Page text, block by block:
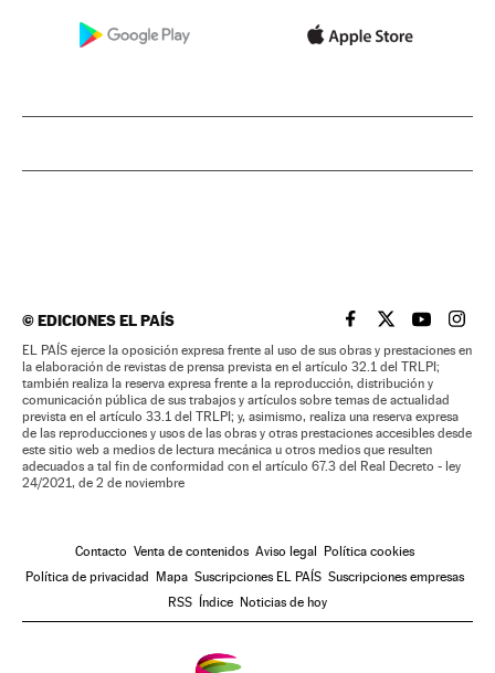
©EDICIONES EL PAÍS EL PAÍS BRASIL EN
EL PAÍSEL PAÍS
EL
EL PAÍS ejerce la oposición expresa frente al uso de sus obras y prestaciones en
la elaboración de revistas de prensa prevista en el artículo 32.1 del TRLPI;
también realiza la reserva expresa frente a la reproducción, distribución y
comunicación pública de sus trabajos y artículos sobre temas de actualidad
prevista en el artículo 33.1 del TRLPI; y, asimismo, realiza una reserva expresa
de las reproducciones y usos de las obras y otras prestaciones accesibles desde
este sitio web a medios de lectura mecánica u otros medios que resulten
adecuados a tal fin de conformidad con el artículo 67.3 del Real Decreto - ley
24/2021, de 2 de noviembre
Contacto Venta de contenidos Aviso legal
Política cookies
Política de privacidad
Mapa Suscripciones EL PAÍS Suscripciones empresas
RSS
Índice Noticias de hoy